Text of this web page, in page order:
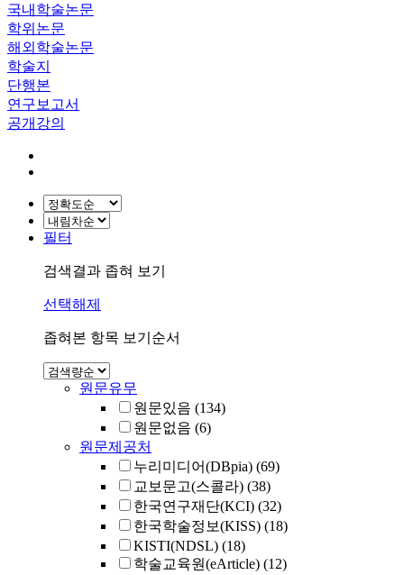
국내학술논문
학위논문
해외학술논문
학술지
단행본
연구보고서
공개강의
필터
검색결과 좁혀 보기
선택해제
좁혀본 항목 보기순서
원문유무
원문있음 (134)
원문없음 (6)
원문제공처
누리미디어(DBpia) (69)
교보문고(스콜라) (38)
한국연구재단(KCI) (32)
한국학술정보(KISS) (18)
KISTI(NDSL) (18)
학술교육원(eArticle) (12)